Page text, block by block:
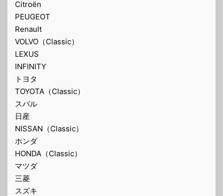
Citroën
PEUGEOT
Renault
VOLVO（Classic）
LEXUS
INFINITY
トヨタ
TOYOTA（Classic）
スバル
日産
NISSAN（Classic）
ホンダ
HONDA（Classic）
マツダ
三菱
スズキ